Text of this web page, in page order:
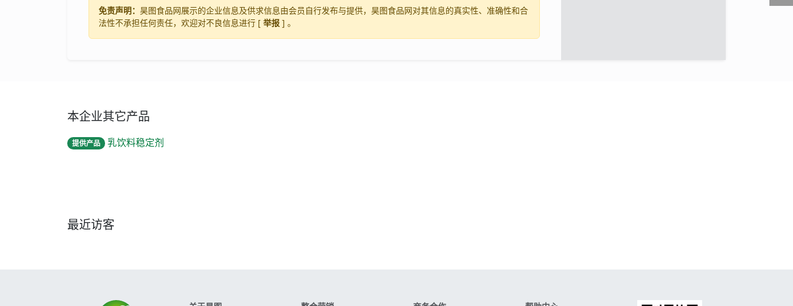
免责声明： 昊图食品网展示的企业信息及供求信息由会员自行发布与提供，昊图食品网对其信息的真实性、准确性和合
法性不承担任何责任，欢迎对不良信息进行 [ 举报 ] 。
本企业其它产品
提供产品 乳饮料稳定剂
最近访客